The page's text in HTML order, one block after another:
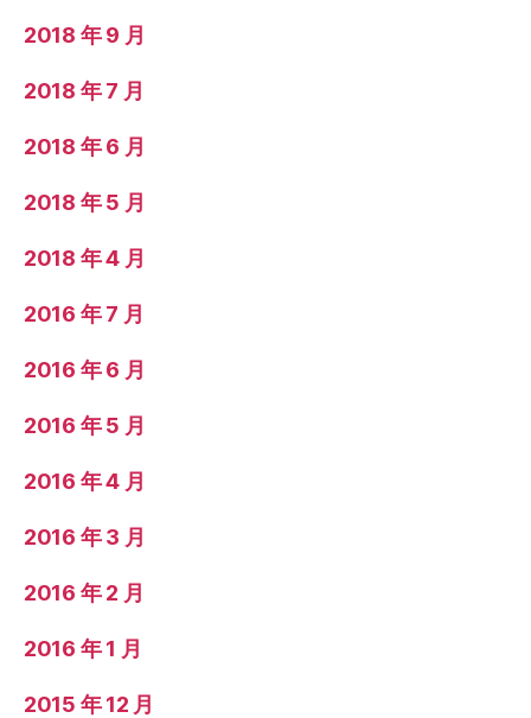
2018 年 9 月
2018 年 7 月
2018 年 6 月
2018 年 5 月
2018 年 4 月
2016 年 7 月
2016 年 6 月
2016 年 5 月
2016 年 4 月
2016 年 3 月
2016 年 2 月
2016 年 1 月
2015 年 12 月